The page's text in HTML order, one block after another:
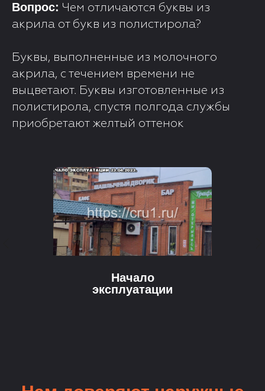
Вопрос: Чем отличаются буквы из
акрила от букв из полистирола?
Буквы, выполненные из молочного
акрила, с течением времени не
выцветают. Буквы изготовленные из
полистирола, спустя полгода службы
приобретают желтый оттенок
Начало
эксплуатации